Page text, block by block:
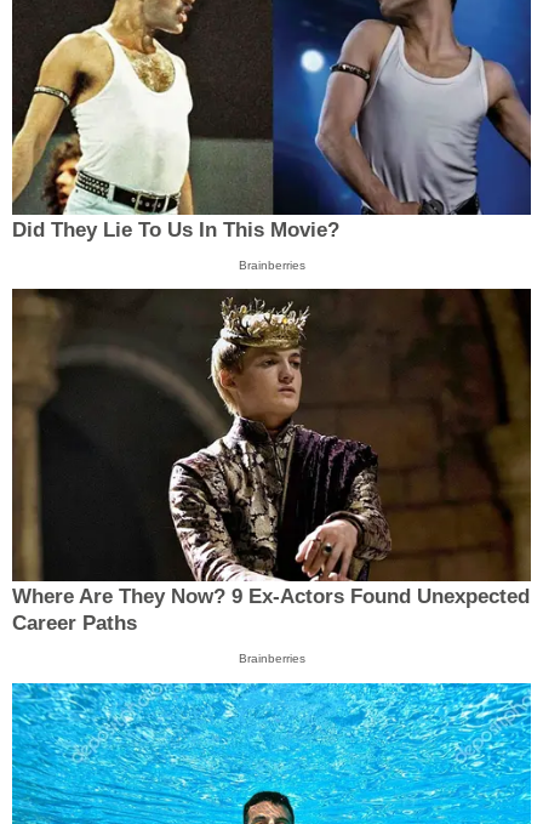
Did They Lie To Us In This Movie?
Brainberries
Where Are They Now? 9 Ex-Actors Found Unexpected
Career Paths
Brainberries